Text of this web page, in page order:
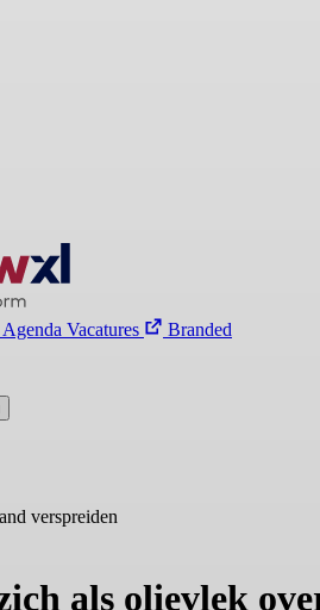
Agenda Vacatures Branded
verspreiden
als olievlek